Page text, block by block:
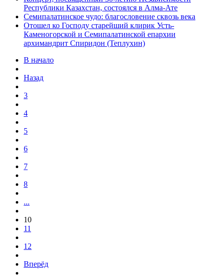
Республики Казахстан, состоялся в Алма-Ате
Семипалатинское чудо: благословение сквозь века
Отошел ко Господу старейший клирик Усть-
Каменогорской и Семипалатинской епархии
архимандрит Спиридон (Теплухин)
В начало
Назад
3
4
5
6
7
8
...
10
11
12
Вперёд